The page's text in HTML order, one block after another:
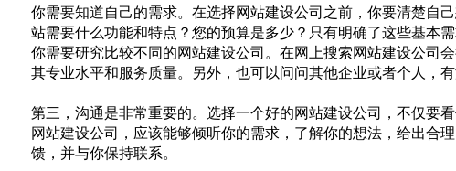
你需要知道自己的需求。在选择网站建设公司之前，你要清楚自
站需要什么功能和特点？您的预算是多少？只有明确了这些基本
你需要研究比较不同的网站建设公司。在网上搜索网站建设公司
其专业水平和服务质量。另外，也可以问问其他企业或者个人，
第三，沟通是非常重要的。选择一个好的网站建设公司，不仅要
网站建设公司，应该能够倾听你的需求，了解你的想法，给出合
馈，并与你保持联系。